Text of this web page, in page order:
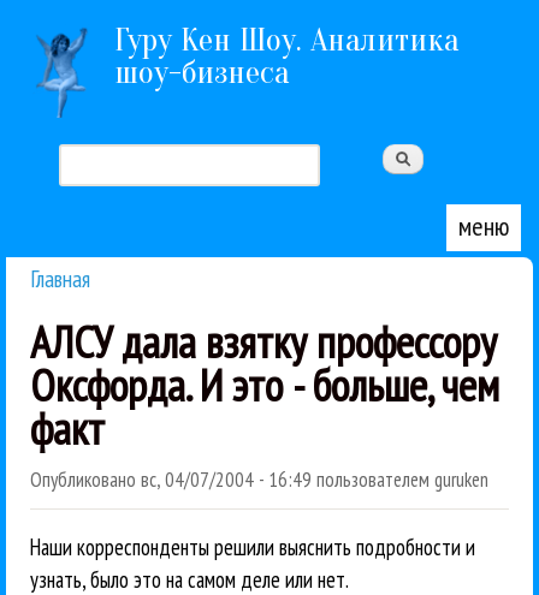
Перейти к основному содержанию
Гуру Кен Шоу. Аналитика
шоу-бизнеса
Форма поиска
меню
Главная
АЛСУ дала взятку профессору
Оксфорда. И это - больше, чем
факт
Опубликовано вс, 04/07/2004 - 16:49 пользователем guruken
Наши корреспонденты решили выяснить подробности и
узнать, было это на самом деле или нет.